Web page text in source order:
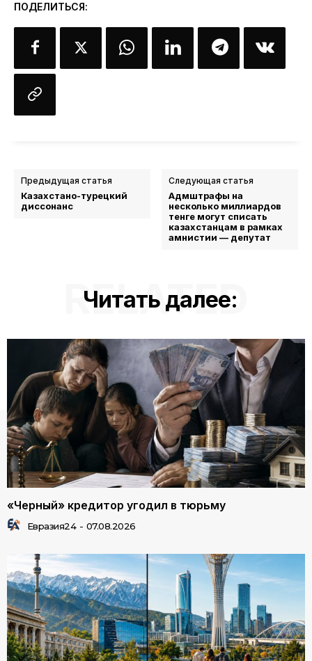
ПОДЕЛИТЬСЯ:
Предыдущая статья
Казахстано-турецкий
диссонанс
Следующая статья
Адмштрафы на
несколько миллиардов
тенге могут списать
казахстанцам в рамках
амнистии — депутат
Читать далее:
RELATED
«Черный» кредитор угодил в тюрьму
Евразия24 - 07.08.2026